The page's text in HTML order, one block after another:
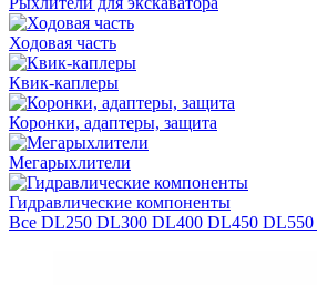
Ходовая часть
Квик-каплеры
Коронки, адаптеры, защита
Мегарыхлители
Гидравлические компоненты
Все DL250 DL300 DL400 DL450 DL550